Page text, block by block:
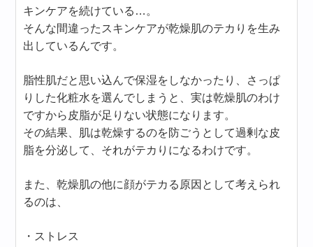
キンケアを続けている…。
そんな間違ったスキンケアが乾燥肌のテカりを生み
出しているんです。
脂性肌だと思い込んで保湿をしなかったり、さっぱ
りした化粧水を選んでしまうと、実は乾燥肌のわけ
ですから皮脂が足りない状態になります。
その結果、肌は乾燥するのを防ごうとして過剰な皮
脂を分泌して、それがテカりになるわけです。
また、乾燥肌の他に顔がテカる原因として考えられ
るのは、
・ストレス